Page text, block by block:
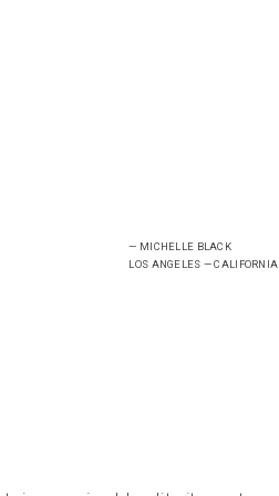
— MICHELLE BLACK
LOS ANGELES — CALIFORNIA